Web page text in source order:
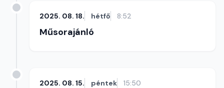
2025. 08. 18. hétfő 8:52
Műsorajánló
2025. 08. 15. péntek 15:50